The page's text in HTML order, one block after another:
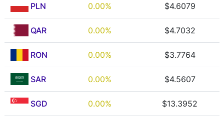
PLN 0.00% $4.6079
QAR 0.00% $4.7032
RON 0.00% $3.7764
SAR 0.00% $4.5607
SGD 0.00% $13.3952